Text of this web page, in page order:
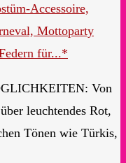
Accessoire,
Mottoparty
für...*
Von
leuchtendes Rot,
Tönen wie Türkis,